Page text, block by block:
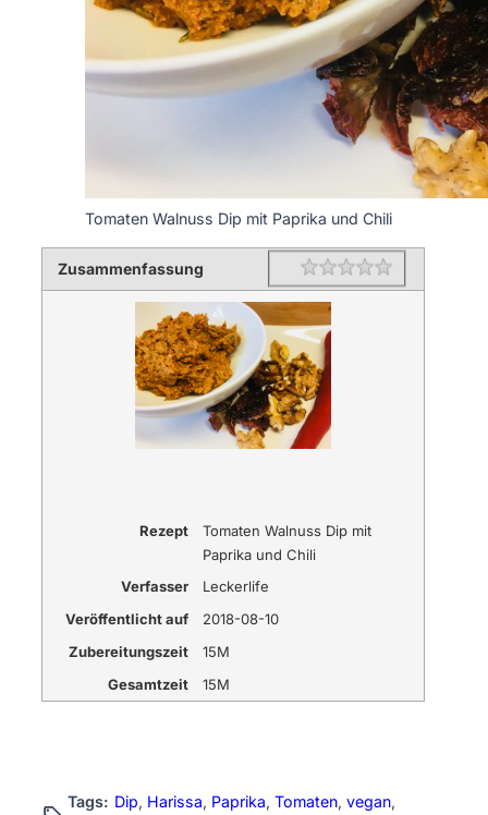
Tomaten Walnuss Dip mit Paprika und Chili
Zusammenfassung Rating 1 star
2 stars
3 stars
4 stars
5 stars
Rezept
Tomaten Walnuss Dip mit
Paprika und Chili
Verfasser
Leckerlife
Veröffentlicht auf
2018-08-10
Zubereitungszeit
15M
Gesamtzeit
15M
Tags: Dip, Harissa, Paprika, Tomaten, vegan